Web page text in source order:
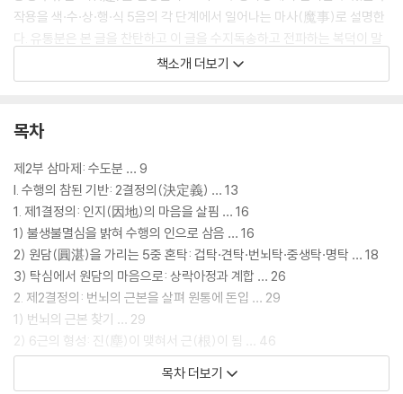
작용을 색·수·상·행·식 5음의 각 단계에서 일어나는 마사(魔事)로 설명한
다. 유통분은 본 글을 찬탄하고 이 글을 수지독송하고 전파하는 복덕이 말
할 수 없이 큼을 간단하게 언급하며 끝맺는, 책의 결론 부분이다.
서는 마음 한자리를 확고하게 붙잡기 위해 쓰여진 경전이다. 수행하는 불
(妙淨明心), ‘원만하며 묘하고 밝은 마음’인 원묘명심(圓妙明心)으로
밝히면서 그 존재를 증명하고 있다. 그리고 그 마음에 입각해서 우리가 경
험하는 자아와 세계의 실상을 해명한다. 일체 존재의 방대한 범위를 체계
적으로 설명하고, 수행 과정에서 드러나는 신비한 내용들도 논리적으로 해
명해 주는 통합적 불교 이론서 내지 수행 안내서라고 할 수 있다.
한자경 교수는 오랜 시간을 들여 『능엄경』 역본들과 여러 주석서들을 대조
하며 번역과 해설을 완성했다. 반라밀제(Paramiti)의 한문역본 『대불정
여래밀인수증료의제보살만행수능엄경(大佛頂如來密因修證了義諸
菩薩萬行首楞嚴經)』 원문을 기초로 하여 가능한 한 쉬운 우리말로 풀이
하고, 그 내용을 철학적으로 설명하였다. 『능엄경』의 원래 내용이 붓다가
책소개 더보기
목차
제2부 삼마제: 수도분 … 9
I. 수행의 참된 기반: 2결정의(決定義) … 13
1. 제1결정의: 인지(因地)의 마음을 살핌 … 16
1) 불생불멸심을 밝혀 수행의 인으로 삼음 … 16
2) 원담(圓湛)을 가리는 5중 혼탁: 겁탁·견탁·번뇌탁·중생탁·명탁 … 18
3) 탁심에서 원담의 마음으로: 상락아정과 계합 … 26
2. 제2결정의: 번뇌의 근본을 살펴 원통에 돈입 … 29
1) 번뇌의 근본 찾기 … 29
2) 6근의 형성: 진(塵)이 맺혀서 근(根)이 됨 … 46
3) 6근 분화 이전의 원명: 6근호용(六根互用) … 53
3. 불생불멸의 견성의 확인 … 58
목차 더보기